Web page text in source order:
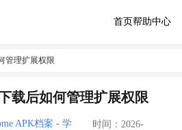
首页帮助中心
管理扩展权限
载后如何管理扩展权限
APK档案 - 学
时间：2026-